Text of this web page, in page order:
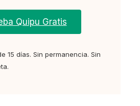
Quipu Gratis
15 días. Sin permanencia. Sin